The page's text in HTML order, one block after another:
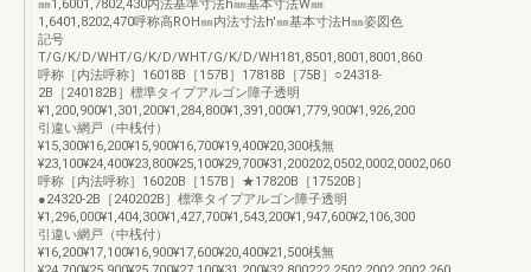
㎜1,6001,7802,430内法基準寸法h㎜基本寸法W㎜
1,6401,8202,470呼称高ROH㎜内法寸法h'㎜基本寸法H㎜姿図色
記号
T/G/K/D/WHT/G/K/D/WHT/G/K/D/WH181,8501,8001,8001,860
呼称［内法呼称］16018B［157B］17818B［75B］○24318-
2B［240182B］標準タイプアルゴン障子透明
¥1,200,900¥1,301,200¥1,284,800¥1,391,000¥1,779,900¥1,926,200
引違い網戸（中桟付）
¥15,300¥16,200¥15,900¥16,700¥19,400¥20,300桟無
¥23,100¥24,400¥23,800¥25,100¥29,700¥31,200202,0502,0002,0002,060
呼称［内法呼称］16020B［157B］★17820B［17520B］
●24320-2B［240202B］標準タイプアルゴン障子透明
¥1,296,000¥1,404,300¥1,427,700¥1,543,200¥1,947,600¥2,106,300
引違い網戸（中桟付）
¥16,200¥17,100¥16,900¥17,600¥20,400¥21,500桟無